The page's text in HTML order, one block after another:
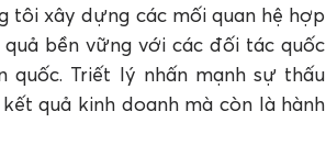
tôi xây dựng các mối quan hệ hợp
bền vững với các đối tác quốc
Triết lý nhấn mạnh sự thấu
quả kinh doanh mà còn là hành